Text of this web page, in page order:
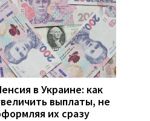
в Украине: как
выплаты, не
их сразу